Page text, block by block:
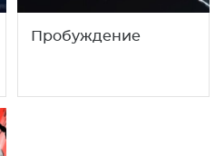
Пробуждение